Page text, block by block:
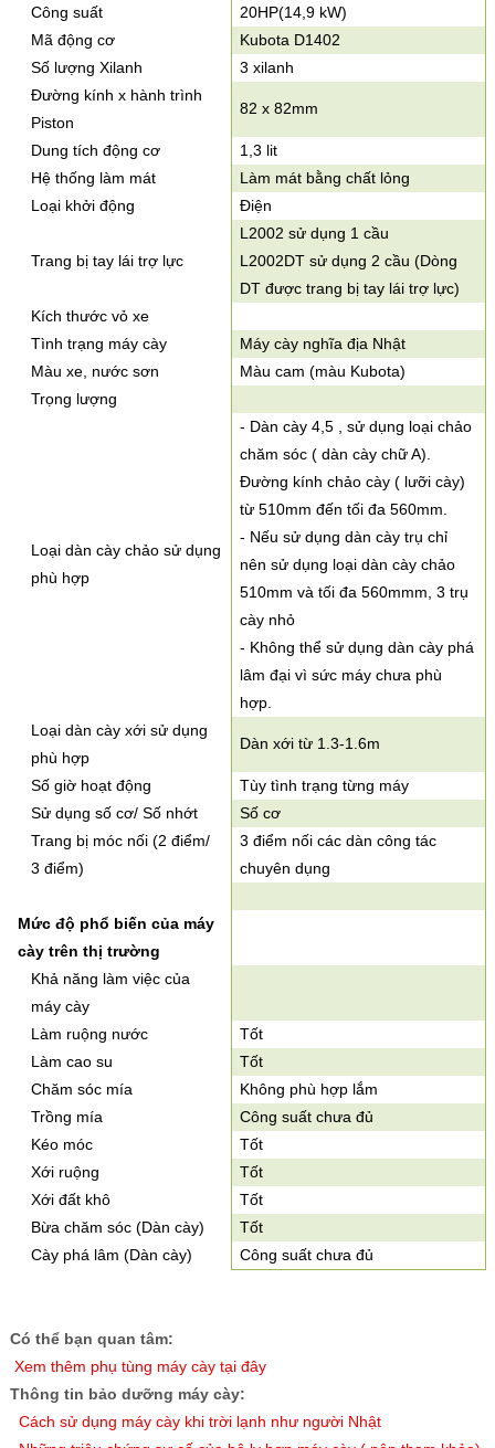
Công suất
20HP(14,9 kW)
Mã động cơ
Kubota D1402
Số lượng Xilanh
3 xilanh
Đường kính x hành trình
Piston
82 x 82mm
Dung tích động cơ
1,3 lit
Hệ thống làm mát
Làm mát bằng chất lỏng
Loại khởi động
Điện
Trang bị tay lái trợ lực
L2002 sử dụng 1 cầu
L2002DT sử dụng 2 cầu (Dòng
DT được trang bị tay lái trợ lực)
Kích thước vỏ xe
Tình trạng máy cày
Máy cày nghĩa địa Nhật
Màu xe, nước sơn
Màu cam (màu Kubota)
Trọng lượng
Loại dàn cày chảo sử dụng
phù hợp
- Dàn cày 4,5 , sử dụng loại chảo
chăm sóc ( dàn cày chữ A).
Đường kính chảo cày ( lưỡi cày)
từ 510mm đến tối đa 560mm.
- Nếu sử dụng dàn cày trụ chỉ
nên sử dụng loại dàn cày chảo
510mm và tối đa 560mmm, 3 trụ
cày nhỏ
- Không thể sử dụng dàn cày phá
lâm đại vì sức máy chưa phù
hợp.
Loại dàn cày xới sử dụng
phù hợp
Dàn xới từ 1.3-1.6m
Số giờ hoạt động
Tùy tình trạng từng máy
Sử dụng số cơ/ Số nhớt
Số cơ
Trang bị móc nối (2 điểm/
3 điểm)
3 điểm nối các dàn công tác
chuyên dụng
Mức độ phổ biến của máy
cày trên thị trường
Khả năng làm việc của
máy cày
Làm ruộng nước
Tốt
Làm cao su
Tốt
Chăm sóc mía
Không phù hợp lắm
Trồng mía
Công suất chưa đủ
Kéo móc
Tốt
Xới ruộng
Tốt
Xới đất khô
Tốt
Bừa chăm sóc (Dàn cày)
Tốt
Cày phá lâm (Dàn cày)
Công suất chưa đủ
Có thể bạn quan tâm:
Xem thêm phụ tùng máy cày tại đây
Thông tin bảo dưỡng máy cày:
Cách sử dụng máy cày khi trời lạnh như người Nhật